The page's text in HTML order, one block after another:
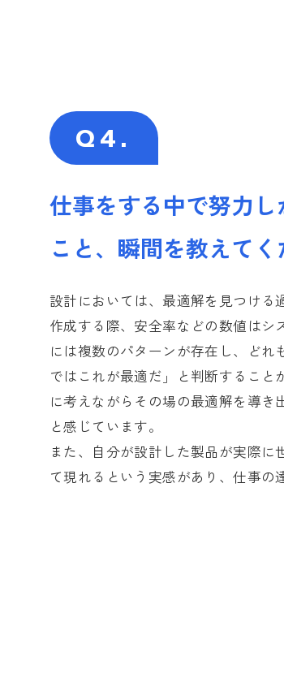
営業 A.N
【静岡・中途採用】募集要項
Q4.
仕事をする中で努力
こと、瞬間を教えてく
設計においては、最適解を見つける
作成する際、安全率などの数値はシ
には複数のパターンが存在し、どれ
ではこれが最適だ」と判断すること
に考えながらその場の最適解を導き
と感じています。
また、自分が設計した製品が実際に
て現れるという実感があり、仕事の